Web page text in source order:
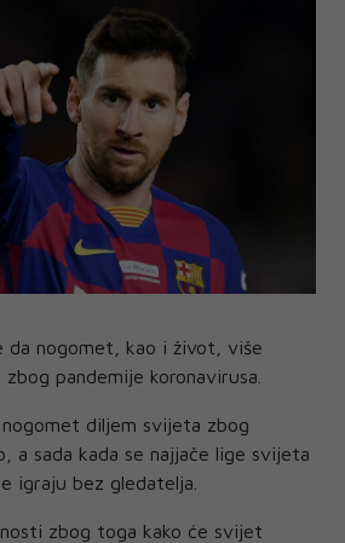
da nogomet, kao i život, više
pandemije koronavirusa.
diljem svijeta zbog
a sada kada se najjače lige svijeta
igraju bez gledatelja.
zbog toga kako će svijet